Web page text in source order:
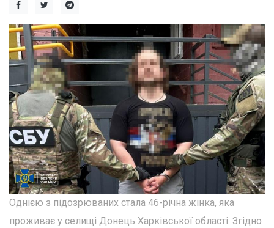
Однією з підозрюваних стала 46-річна жінка, яка
проживає у селищі Донець Харківської області. Згідно